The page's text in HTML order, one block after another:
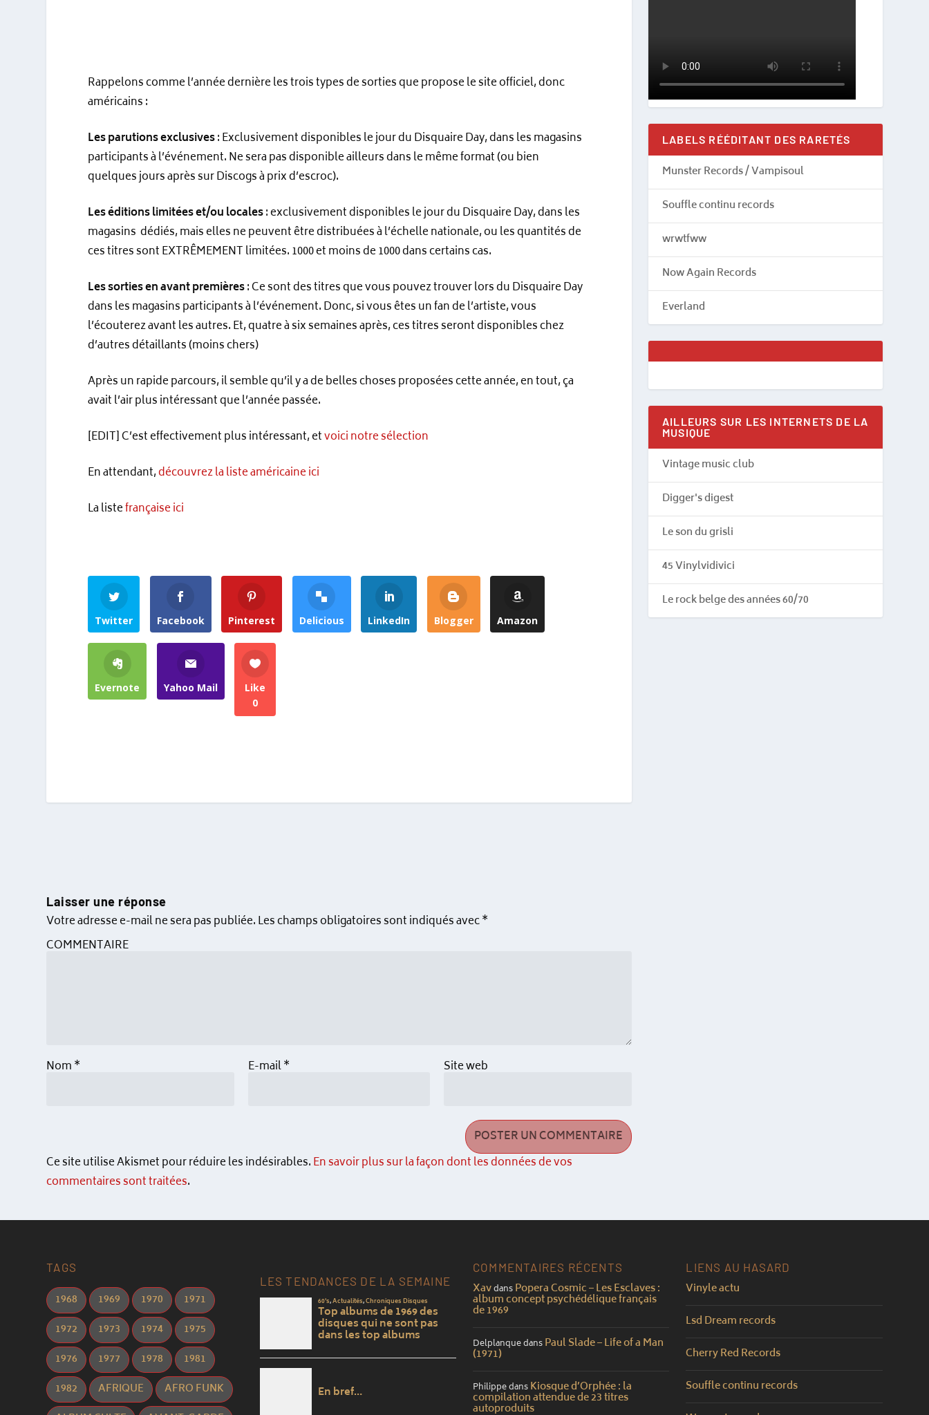
Rappelons comme l’année dernière les trois types de sorties que propose le site officiel, donc
américains :
Les parutions exclusives: Exclusivement disponibles le jour du Disquaire Day, dans les magasins
participants à l’événement. Ne sera pas disponible ailleurs dans le même format (ou bien
quelques jours après sur Discogs à prix d’escroc).
Les éditions limitées et/ou locales: exclusivement disponibles le jour du Disquaire Day, dans les
magasins dédiés, mais elles ne peuvent être distribuées à l’échelle nationale, ou les quantités de
ces titres sont EXTRÊMEMENT limitées. 1000 et moins de 1000 dans certains cas.
Les sorties en avant premières: Ce sont des titres que vous pouvez trouver lors du Disquaire Day
dans les magasins participants à l’événement. Donc, si vous êtes un fan de l’artiste, vous
l’écouterez avant les autres. Et, quatre à six semaines après, ces titres seront disponibles chez
d’autres détaillants (moins chers)
Après un rapide parcours, il semble qu’il y a de belles choses proposées cette année, en tout, ça
avait l’air plus intéressant que l’année passée.
[EDIT] C’est effectivement plus intéressant, etvoici notre sélection
En attendant,découvrez la liste américaine ici
La listefrançaise ici
Twitter Facebook Pinterest Delicious LinkedIn Blogger Amazon
Evernote Yahoo Mail
Like
0
Laisser une réponse
Votre adresse e-mail ne sera pas publiée.Les champs obligatoires sont indiqués avec*
COMMENTAIRE
Nom* E-mail* Site web
Ce site utilise Akismet pour réduire les indésirables.En savoir plus sur la façon dont les données de vos
commentaires sont traitées.
LABELS RÉÉDITANT DES RARETÉS
Munster Records / Vampisoul
Souffle continu records
wrwtfww
Now Again Records
Everland
AILLEURS SUR LES INTERNETS DE LA
MUSIQUE
Vintage music club
Digger's digest
Le son du grisli
45 Vinylvidivici
Le rock belge des années 60/70
TAGS
1968 1969 1970
1971
1972
1973 1974
1975
1976
1977 1978
1981
1982
AFRIQUE
AFRO FUNK
LES TENDANCES DE LA SEMAINE
COMMENTAIRES RÉCENTS
XavdansPopera Cosmic – Les Esclaves :
album concept psychédélique français
de 1969
DelplanquedansPaul Slade – Life of a Man
(1971)
PhilippedansKiosque d’Orphée : la
compilation attendue de 23 titres
autoproduits
LIENS AU HASARD
Vinyle actu
Lsd Dream records
Cherry Red Records
Souffle continu records